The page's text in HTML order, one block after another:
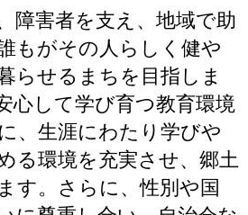
障害者を支え、地域で助
もがその人らしく健や
らせるまちを目指しま
心して学び育つ教育環境
、生涯にわたり学びや
る環境を充実させ、郷土
す。さらに、性別や国